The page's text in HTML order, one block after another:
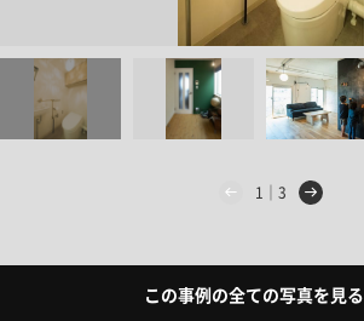
1｜3
この事例の全ての写真を見る